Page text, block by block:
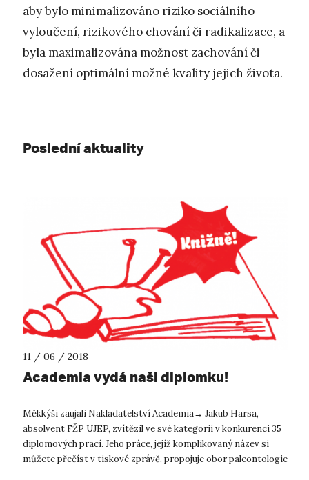
aby bylo minimalizováno riziko sociálního
vyloučení, rizikového chování či radikalizace, a
byla maximalizována možnost zachování či
dosažení optimální možné kvality jejich života.
Poslední aktuality
11 / 06 / 2018
Academia vydá naši diplomku!
Měkkýši zaujali Nakladatelství Academia→ Jakub Harsa,
absolvent FŽP UJEP, zvítězil ve své kategorii v konkurenci 35
diplomových prací. Jeho práce, jejíž komplikovaný název si
můžete přečíst v tiskové zprávě, propojuje obor paleontologie